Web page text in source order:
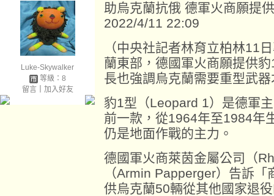
Luke-Skywalker
等級：8
留言｜ 加入好友
助烏克蘭抗俄 德軍火商願提
2022/4/11 22:09
（中央社記者林育立柏林11
蘭東部，德國軍火商願提供
長也強調烏克蘭需要重型武
豹1型（Leopard 1）是德軍
前一款，從1964年至1984年
仍是地面作戰的主力。
德國軍火商萊茵金屬公司（
（Armin Papperger）告訴
供烏克蘭50輛從其他國家退